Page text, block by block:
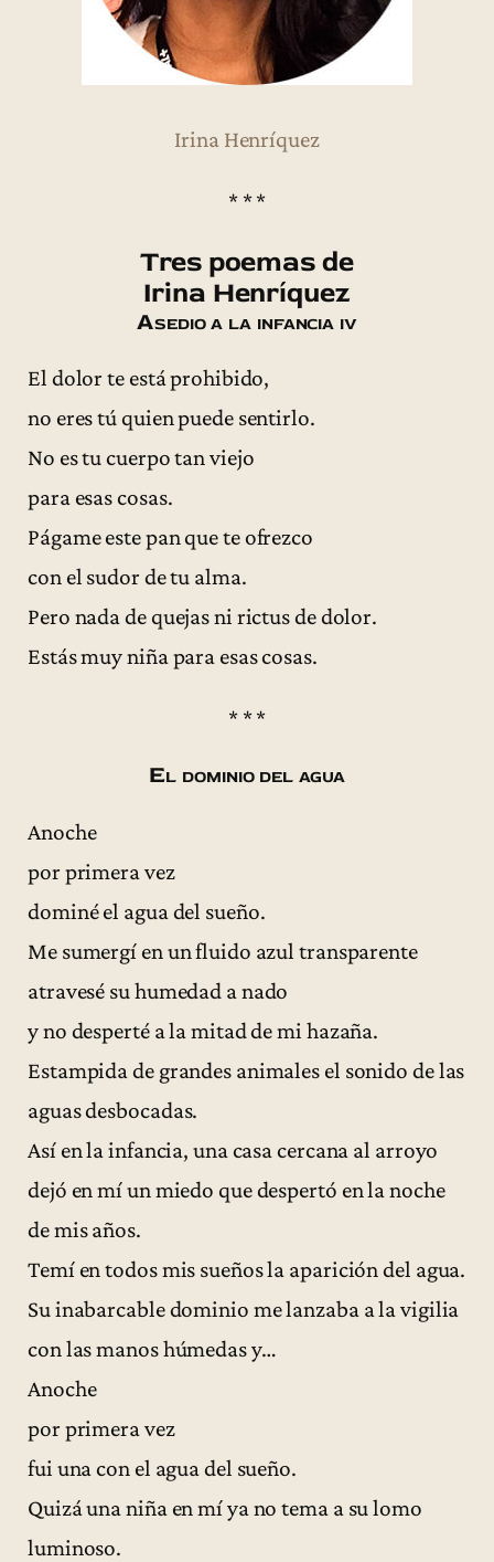
Irina Henríquez
* * *
Tres poemas de
Irina Henríquez
Asedio a la infancia iv
El dolor te está prohibido,
no eres tú quien puede sentirlo.
No es tu cuerpo tan viejo
para esas cosas.
Págame este pan que te ofrezco
con el sudor de tu alma.
Pero nada de quejas ni rictus de dolor.
Estás muy niña para esas cosas.
* * *
El dominio del agua
Anoche
por primera vez
dominé el agua del sueño.
Me sumergí en un fluido azul transparente
atravesé su humedad a nado
y no desperté a la mitad de mi hazaña.
Estampida de grandes animales el sonido de las
aguas desbocadas.
Así en la infancia, una casa cercana al arroyo
dejó en mí un miedo que despertó en la noche
de mis años.
Temí en todos mis sueños la aparición del agua.
Su inabarcable dominio me lanzaba a la vigilia
con las manos húmedas y…
Anoche
por primera vez
fui una con el agua del sueño.
Quizá una niña en mí ya no tema a su lomo
luminoso.